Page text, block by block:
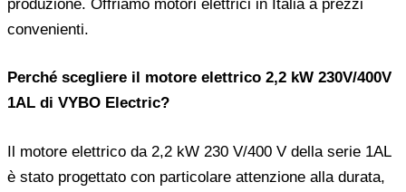
produzione. Offriamo motori elettrici in Italia a prezzi
convenienti.
Perché scegliere il motore elettrico 2,2 kW 230V/400V
1AL di VYBO Electric?
Il motore elettrico da 2,2 kW 230 V/400 V della serie 1AL
è stato progettato con particolare attenzione alla durata,